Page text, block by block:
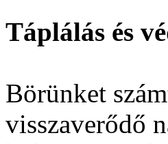
Táplálás és
Börünket
visszaverődő